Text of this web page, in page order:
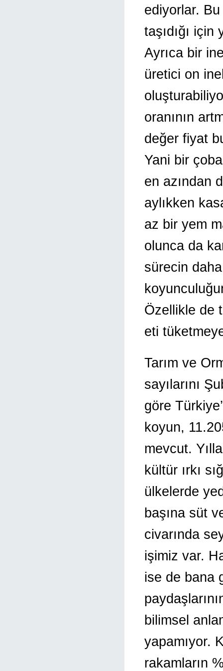
ediyorlar.
taşıdığı
Ayrıca bir
üretici on
oranının
değer fiyat
Yani bir
en azından
aylıkken
az bir yem
olunca da
sürecin
Özellikle de
eti
Tarım ve
sayılarını
göre
koyun,
mevcut.
kültür ırkı
ülkelerde
başına süt
civarında
işimiz var.
ise de bana
bilimsel
yapamıyor.
rakamların